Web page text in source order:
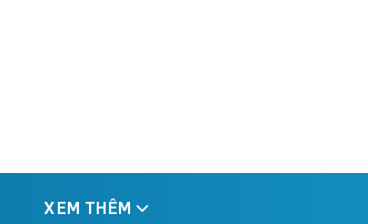
XEM THÊM